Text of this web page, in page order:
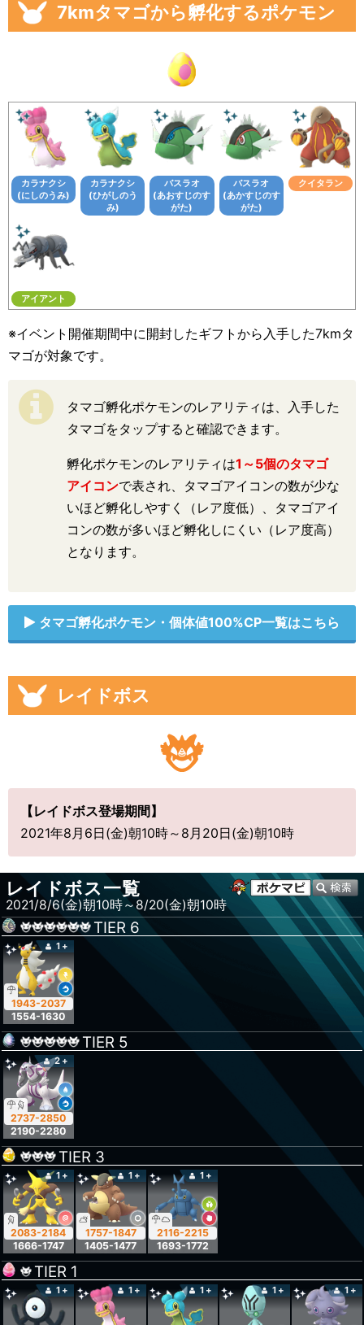
7kmタマゴから孵化するポケモン
カラナクシ
(にしのうみ)
カラナクシ
(ひがしのう
み)
バスラオ
(あおすじのす
がた)
バスラオ
(あかすじのす
がた)
クイタラン
アイアント
※イベント開催期間中に開封したギフトから入手した7kmタ
マゴが対象です。
タマゴ孵化ポケモンのレアリティは、入手した
タマゴをタップすると確認できます。
孵化ポケモンのレアリティは1～5個のタマゴ
アイコンで表され、タマゴアイコンの数が少な
いほど孵化しやすく（レア度低）、タマゴアイ
コンの数が多いほど孵化しにくい（レア度高）
となります。
タマゴ孵化ポケモン・個体値100%CP一覧はこちら
レイドボス
【レイドボス登場期間】
2021年8月6日(金)朝10時～8月20日(金)朝10時
レイドボス一覧
2021/8/6(金)朝10時～8/20(金)朝10時
TIER 6
1+
1943-2037
1554-1630
TIER 5
2+
2737-2850
2190-2280
TIER 3
1+
2083-2184
1666-1747
1+
1757-1847
1405-1477
1+
2116-2215
1693-1772
TIER 1
1+ 1+ 1+ 1+ 1+